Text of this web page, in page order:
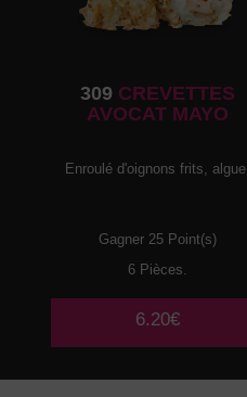
309 CREVETTES
AVOCAT MAYO
Enroulé d'oignons frits,
Gagner 25 Point(s)
6 Pièces.
6.20€